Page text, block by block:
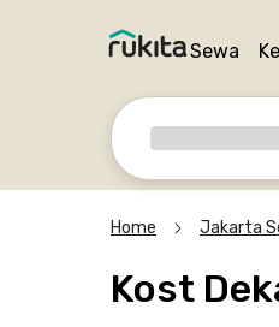
Sewa
Home Jakarta
Kost